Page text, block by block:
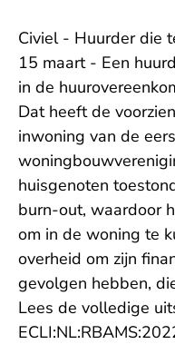
Civiel - Huurder die
15 maart - Een
in de
Dat heeft de
inwoning van de
huisgenoten
burn-out, waardoor
om in de woning te
overheid om zijn
gevolgen hebben,
Lees de volledige